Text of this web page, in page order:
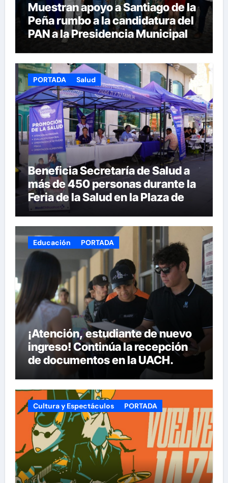
Muestran apoyo a Santiago de la
Peña rumbo a la candidatura del
PAN a la Presidencia Municipal
PORTADA Salud
Beneficia Secretaría de Salud a
más de 450 personas durante la
Feria de la Salud en la Plaza de
Armas
Educación PORTADA
¡Atención, estudiante de nuevo
ingreso! Continúa la recepción
de documentos en la UACH.
Cultura y Espectáculos PORTADA